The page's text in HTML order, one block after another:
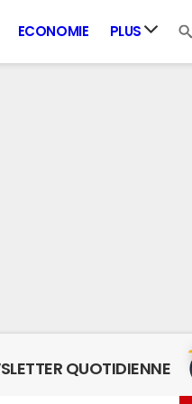
ECONOMIE PLUS
QUOTIDIENNE